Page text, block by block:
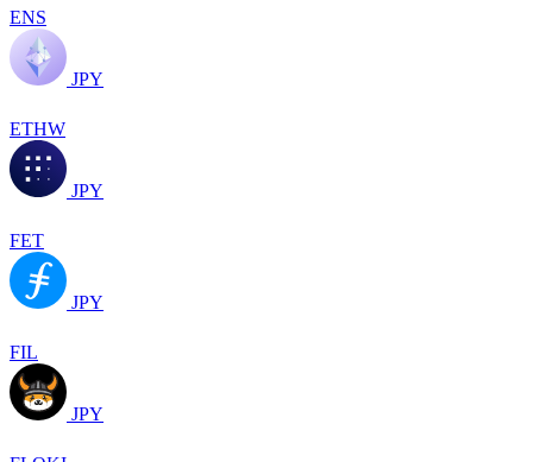
ENS
JPY
ETHW
JPY
FET
JPY
FIL
JPY